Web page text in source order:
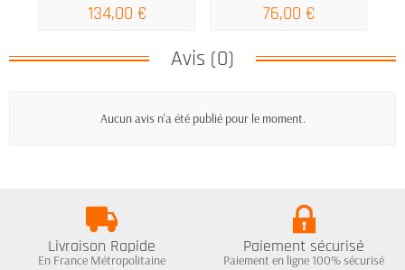
134,00 € 76,00 €
Avis (0)
Aucun avis n'a été publié pour le moment.
Livraison Rapide
En France Métropolitaine
Paiement sécurisé
Paiement en ligne 100% sécurisé